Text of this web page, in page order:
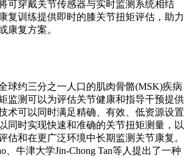
可穿戴关节传感器与实时监测系统相结
复训练提供即时的膝关节扭矩评估，助力
康复方案。
球约三分之一人口的肌肉骨骼(MSK)疾病
监测可以为评估关节健康和指导干预提供
术可以同时满足精确、有效、低资源设置
同时实现快速和准确的关节扭矩测量，以
估和在更广泛环境中长期监测关节康复。
、牛津大学Jin-Chong Tan等人提出了一种